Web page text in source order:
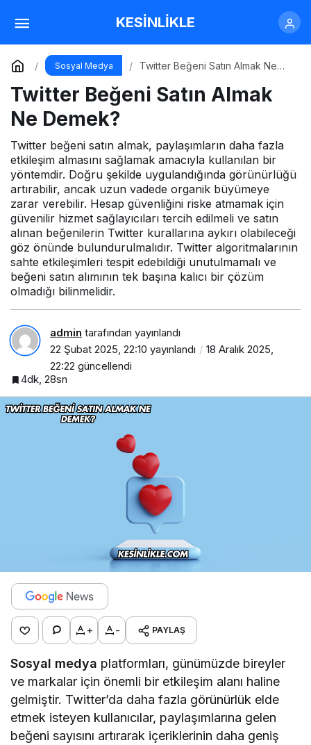
KESİNLİKLE
Sosyal Medya
Twitter Beğeni Satın Almak Ne
Twitter Beğeni Satın Almak
Ne Demek?
Twitter beğeni satın almak, paylaşımların daha fazla
etkileşim almasını sağlamak amacıyla kullanılan bir
yöntemdir. Doğru şekilde uygulandığında görünürlüğü
artırabilir, ancak uzun vadede organik büyümeye
zarar verebilir. Hesap güvenliğini riske atmamak için
güvenilir hizmet sağlayıcıları tercih edilmeli ve satın
alınan beğenilerin Twitter kurallarına aykırı olabileceği
göz önünde bulundurulmalıdır. Twitter algoritmalarının
sahte etkileşimleri tespit edebildiği unutulmamalı ve
beğeni satın alımının tek başına kalıcı bir çözüm
olmadığı bilinmelidir.
admin tarafından yayınlandı
22 Şubat 2025, 22:10 yayınlandı
18 Aralık 2025,
22:22 güncellendi
4dk, 28sn
+ - PAYLAŞ
Sosyal medya platformları, günümüzde bireyler
ve markalar için önemli bir etkileşim alanı haline
gelmiştir. Twitter’da daha fazla görünürlük elde
etmek isteyen kullanıcılar, paylaşımlarına gelen
beğeni sayısını artırarak içeriklerinin daha geniş
Twitter Beğeni Satın Almak Ne Demek?
Yorum Yap